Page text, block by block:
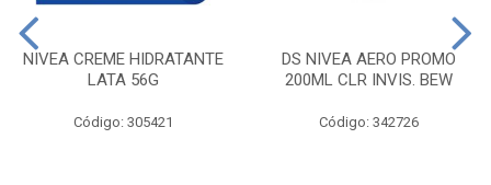
NIVEA CREME HIDRATANTE
LATA 56G
Código: 305421
DS NIVEA AERO PROMO
200ML CLR INVIS. BEW
Código: 342726